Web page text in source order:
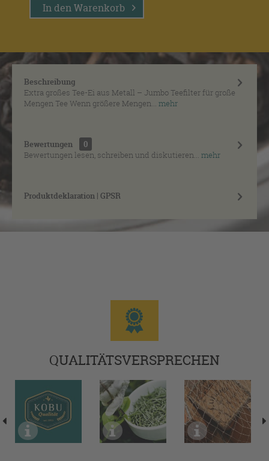
In denWarenkorb
Beschreibung
Extra großes Tee-Ei aus Metall – Jumbo Teefilter für große
Mengen Tee Wenn größere Mengen... mehr
Bewertungen
0
Bewertungen lesen, schreiben und diskutieren... mehr
Produktdeklaration | GPSR
QUALITÄTSVERSPRECHEN